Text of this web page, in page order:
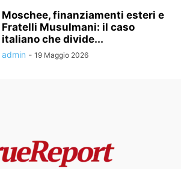
Moschee, finanziamenti esteri e
Fratelli Musulmani: il caso
italiano che divide...
admin - 19 Maggio 2026